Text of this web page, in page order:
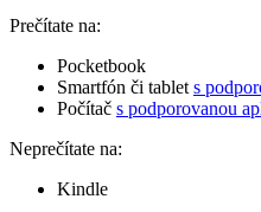
Prečítate na:
Pocketbook
Smartfón či tablet s
Počítač s podporovanou
Neprečítate na:
Kindle